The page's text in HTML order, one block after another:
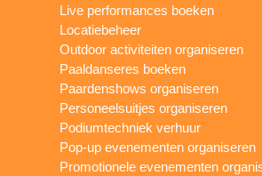
Live performances boeken
Locatiebeheer
Outdoor activiteiten organiseren
Paaldanseres boeken
Paardenshows organiseren
Personeelsuitjes organiseren
Podiumtechniek verhuur
Pop-up evenementen organiseren
Promotionele evenementen